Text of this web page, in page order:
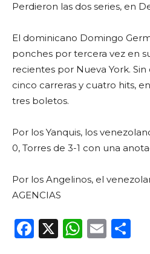
Perdieron las dos series, en
El dominicano Domingo
ponches por tercera vez en
recientes por Nueva York.
cinco carreras y cuatro hits,
tres boletos.
Por los Yanquis, los
0, Torres de 3-1 con una
Por los Angelinos, el
AGENCIAS
F
X
W E